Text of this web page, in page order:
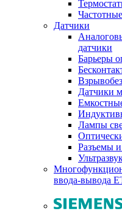
Датчики
датчики
Барьеры
Датчики
Лампы
Разъемы
ввода-вывода